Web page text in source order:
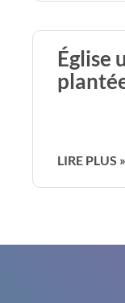
Église
LIRE PLUS »